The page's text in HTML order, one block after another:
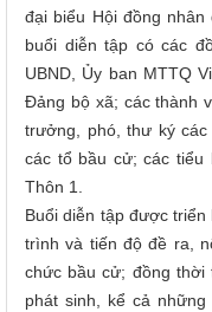
đại biểu Hội đồng
buổi diễn tập có các
UBND, Ủy ban MTTQ
Đảng bộ xã; các thành
trưởng, phó, thư ký
các tổ bầu cử; các
Thôn 1.
Buổi diễn tập được
trình và tiến độ đề ra,
chức bầu cử; đồng
phát sinh, kể cả